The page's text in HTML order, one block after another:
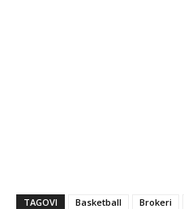
TAGOVI Basketball Brokeri